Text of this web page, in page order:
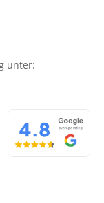
unter: